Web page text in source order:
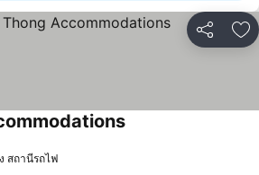
แชร์ เ
สถานีรถไฟ